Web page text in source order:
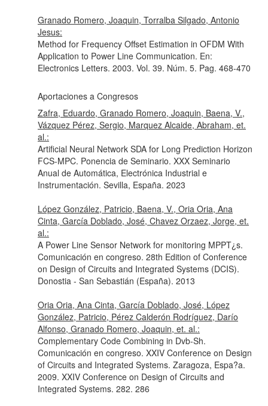
Granado Romero, Joaquin, Torralba Silgado, Antonio
Jesus:
Method for Frequency Offset Estimation in OFDM With
Application to Power Line Communication. En:
Electronics Letters. 2003. Vol. 39. Núm. 5. Pag. 468-470
Aportaciones a Congresos
Zafra, Eduardo, Granado Romero, Joaquin, Baena, V.,
Vázquez Pérez, Sergio, Marquez Alcaide, Abraham, et.
al.:
Artificial Neural Network SDA for Long Prediction Horizon
FCS-MPC. Ponencia de Seminario. XXX Seminario
Anual de Automática, Electrónica Industrial e
Instrumentación. Sevilla, España. 2023
López González, Patricio, Baena, V., Oria Oria, Ana
Cinta, García Doblado, José, Chavez Orzaez, Jorge, et.
al.:
A Power Line Sensor Network for monitoring MPPT¿s.
Comunicación en congreso. 28th Edition of Conference
on Design of Circuits and Integrated Systems (DCIS).
Donostia - San Sebastián (España). 2013
Oria Oria, Ana Cinta, García Doblado, José, López
González, Patricio, Pérez Calderón Rodríguez, Darío
Alfonso, Granado Romero, Joaquin, et. al.:
Complementary Code Combining in Dvb-Sh.
Comunicación en congreso. XXIV Conference on Design
of Circuits and Integrated Systems. Zaragoza, Espa?a.
2009. XXIV Conference on Design of Circuits and
Integrated Systems. 282. 286